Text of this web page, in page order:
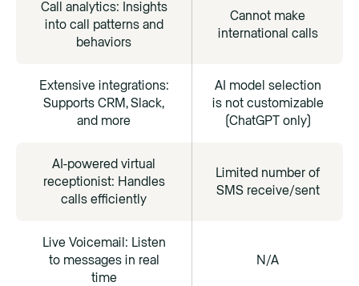
Call analytics: Insights
into call patterns and
behaviors
Cannot make
international calls
Extensive integrations:
Supports CRM, Slack,
and more
AI model selection
is not customizable
(ChatGPT only)
AI-powered virtual
receptionist: Handles
calls efficiently
Limited number of
SMS receive/sent
Live Voicemail: Listen
to messages in real
time
N/A